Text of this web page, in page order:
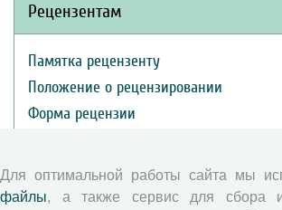
Рецензентам
Памятка рецензенту
Положение о рецензировании
Форма рецензии
Журналы ВолНЦ РАН
Для оптимальной работы сайта мы
файлы, а также сервис для сбора и